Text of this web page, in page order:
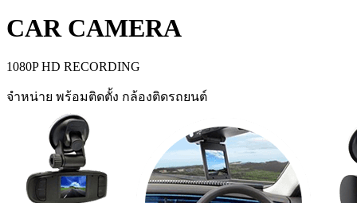
CAR CAMERA
1080P HD RECORDING
จำหน่าย พร้อมติดตั้ง กล้องติดรถยนต์